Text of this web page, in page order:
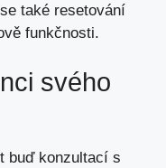
také resetování
funkčnosti.
svého
buď konzultací s